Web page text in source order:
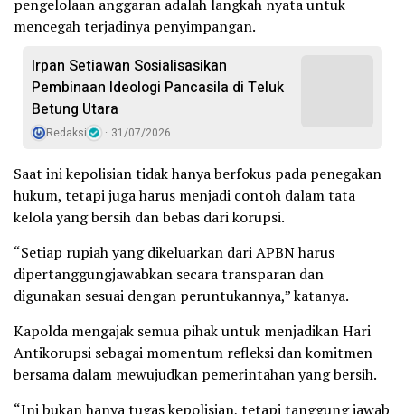
pengelolaan anggaran adalah langkah nyata untuk
mencegah terjadinya penyimpangan.
Irpan Setiawan Sosialisasikan
Pembinaan Ideologi Pancasila di Teluk
Betung Utara
Redaksi 31/07/2026
Saat ini kepolisian tidak hanya berfokus pada penegakan
hukum, tetapi juga harus menjadi contoh dalam tata
kelola yang bersih dan bebas dari korupsi.
“Setiap rupiah yang dikeluarkan dari APBN harus
dipertanggungjawabkan secara transparan dan
digunakan sesuai dengan peruntukannya,” katanya.
Kapolda mengajak semua pihak untuk menjadikan Hari
Antikorupsi sebagai momentum refleksi dan komitmen
bersama dalam mewujudkan pemerintahan yang bersih.
“Ini bukan hanya tugas kepolisian, tetapi tanggung jawab